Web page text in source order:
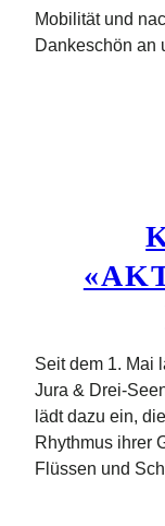
Mobilität und
Dankeschön an
Seit dem 1. Mai
Jura & Drei-
lädt dazu ein,
Rhythmus ihrer
Flüssen und